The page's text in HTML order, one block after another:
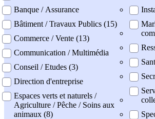
Banque / Assurance
Bâtiment / Travaux Publics (15)
Commerce / Vente (13)
Communication / Multimédia
Conseil / Etudes (3)
Direction d'entreprise
Espaces verts et naturels /
Agriculture / Pêche / Soins aux
animaux (8)